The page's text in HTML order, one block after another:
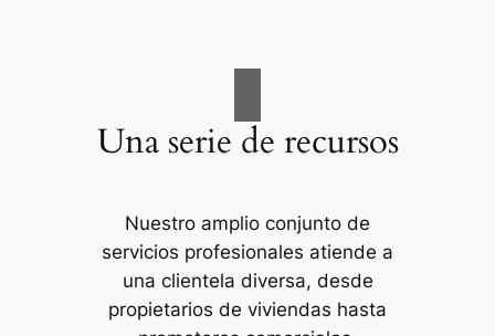
Una serie de recursos
Nuestro amplio conjunto de
servicios profesionales atiende a
una clientela diversa, desde
propietarios de viviendas hasta